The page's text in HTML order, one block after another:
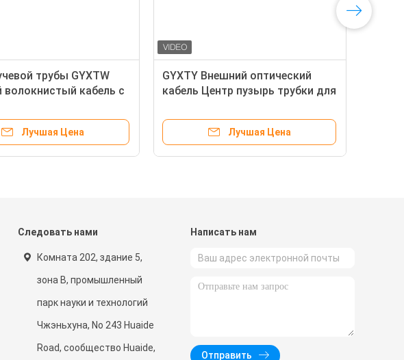
трубы GYXTW
волокнистый кабель с
силы
Лучшая Цена
GYXTY Внешний оптический
кабель Центр пузырь трубки для
Лучшая Цена
Следовать нами
Комната 202, здание 5,
зона B, промышленный
парк науки и технологий
Чжэньхуна, No 243 Huaide
Road, сообщество Huaide,
Написать нам
Отправить